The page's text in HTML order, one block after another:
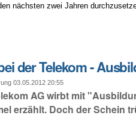
nächsten zwei Jahren
der Telekom -
03.05.2012 20:55
AG wirbt mit
erzählt. Doch der Schein